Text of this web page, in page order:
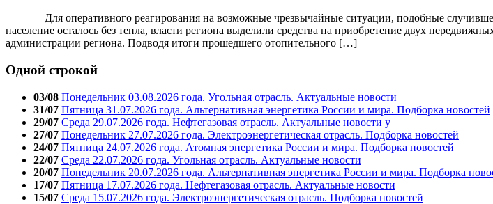
Для оперативного реагирования на возможные чрезвычайные ситуации, подобные
население осталось без тепла, власти региона выделили средства на приобретение двух
администрации региона. Подводя итоги прошедшего отопительного […]
Одной строкой
03/08 Понедельник 03.08.2026 года. Угольная отрасль. Актуальные новости
31/07 Пятница 31.07.2026 года. Альтернативная энергетика России и мира. Подборка новостей
29/07 Среда 29.07.2026 года. Нефтегазовая отрасль. Актуальные новости у
27/07 Понедельник 27.07.2026 года. Электроэнергетическая отрасль. Подборка новостей
24/07 Пятница 24.07.2026 года. Атомная энергетика России и мира. Подборка новостей
22/07 Среда 22.07.2026 года. Угольная отрасль. Актуальные новости
20/07 Понедельник 20.07.2026 года. Альтернативная энергетика России и мира. Подборка
17/07 Пятница 17.07.2026 года. Нефтегазовая отрасль. Актуальные новости
15/07 Среда 15.07.2026 года. Электроэнергетическая отрасль. Подборка новостей